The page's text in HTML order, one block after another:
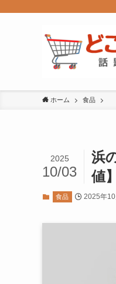
ホーム 食品
浜
値】
2025
10/03
食品 2025年10